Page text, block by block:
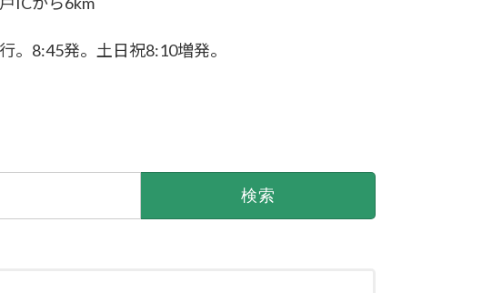
。8:45発。土日祝8:10増発。